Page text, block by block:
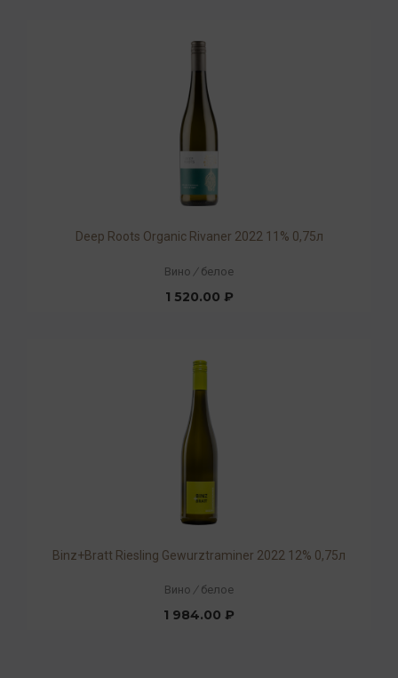
Deep Roots Organic Rivaner 2022 11% 0,75л
Вино / белое
1 520.00 ₽
Binz+Bratt Riesling Gewurztraminer 2022 12% 0,75л
Вино / белое
1 984.00 ₽